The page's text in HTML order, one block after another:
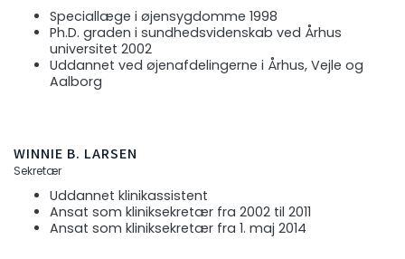
Speciallæge i øjensygdomme 1998
Ph.D. graden i sundhedsvidenskab ved Århus
universitet 2002
Uddannet ved øjenafdelingerne i Århus, Vejle og
Aalborg
WINNIE B. LARSEN
Sekretær
Uddannet klinikassistent
Ansat som kliniksekretær fra 2002 til 2011
Ansat som kliniksekretær fra 1. maj 2014